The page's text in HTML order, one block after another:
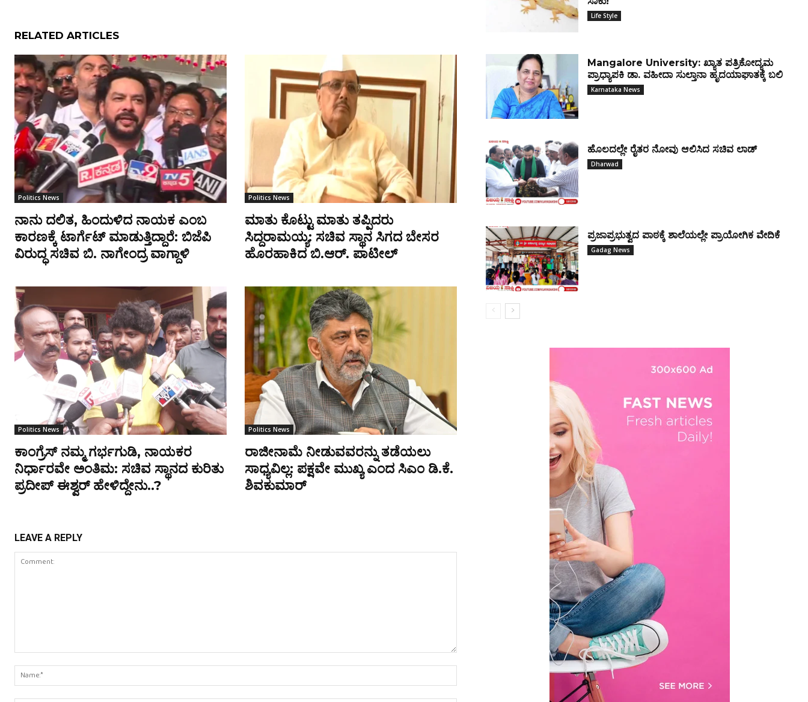
RELATED ARTICLES
Politics News
ನಾನು ದಲಿತ, ಹಿಂದುಳಿದ ನಾಯಕ ಎಂಬ
ಕಾರಣಕ್ಕೆ ಟಾರ್ಗೆಟ್ ಮಾಡುತ್ತಿದ್ದಾರೆ: ಬಿಜೆಪಿ
ವಿರುದ್ಧ ಸಚಿವ ಬಿ. ನಾಗೇಂದ್ರ ವಾಗ್ದಾಳಿ
Politics News
ಮಾತು ಕೊಟ್ಟು ಮಾತು ತಪ್ಪಿದರು
ಸಿದ್ದರಾಮಯ್ಯ: ಸಚಿವ ಸ್ಥಾನ ಸಿಗದ ಬೇಸರ
ಹೊರಹಾಕಿದ ಬಿ.ಆರ್. ಪಾಟೀಲ್
Politics News
ಕಾಂಗ್ರೆಸ್ ನಮ್ಮ ಗರ್ಭಗುಡಿ, ನಾಯಕರ
ನಿರ್ಧಾರವೇ ಅಂತಿಮ: ಸಚಿವ ಸ್ಥಾನದ ಕುರಿತು
ಪ್ರದೀಪ್ ಈಶ್ವರ್ ಹೇಳಿದ್ದೇನು..?
Politics News
ರಾಜೀನಾಮೆ ನೀಡುವವರನ್ನು ತಡೆಯಲು
ಸಾಧ್ಯವಿಲ್ಲ: ಪಕ್ಷವೇ ಮುಖ್ಯ ಎಂದ ಸಿಎಂ ಡಿ.ಕೆ.
ಶಿವಕುಮಾರ್
LEAVE A REPLY
Comment:
Name:*
Life Style
Mangalore University: ಖ್ಯಾತ ಪತ್ರಿಕೋದ್ಯಮ
ಪ್ರಾಧ್ಯಾಪಕಿ ಡಾ. ವಹೀದಾ ಸುಲ್ತಾನಾ ಹೃದಯಾಘಾತಕ್ಕೆ ಬಲಿ
Karnataka News
ಹೊಲದಲ್ಲೇ ರೈತರ ನೋವು ಆಲಿಸಿದ ಸಚಿವ ಲಾಡ್
Dharwad
ಪ್ರಜಾಪ್ರಭುತ್ವದ ಪಾಠಕ್ಕೆ ಶಾಲೆಯಲ್ಲೇ ಪ್ರಾಯೋಗಿಕ ವೇದಿಕೆ
Gadag News